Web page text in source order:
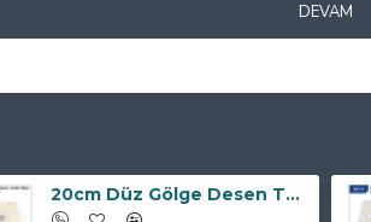
DEVAM
20cm Düz Gölge Desen Tavan ve Duvar Lambiri BP-10